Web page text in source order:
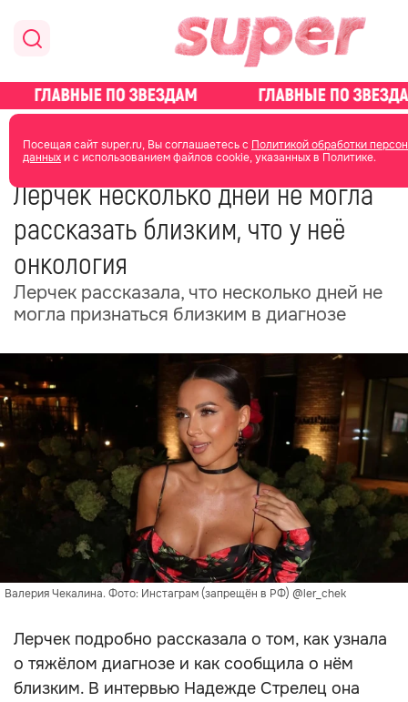
Посещая сайт super.ru, Вы соглашаетесь с Политикой обработки
данныхи с использованием файлов cookie, указанных в Политике.
главная новости о звездах новости
Лерчек несколько дней не могла
рассказать близким, что у неё
онкология
Лерчек рассказала, что несколько дней не
могла признаться близким в диагнозе
Валерия Чекалина. Фото: Инстаграм (запрещён в РФ) @ler_chek
Лерчек подробно рассказала о том, как узнала
о тяжёлом диагнозе и как сообщила о нём
близким. В интервью Надежде Стрелец она